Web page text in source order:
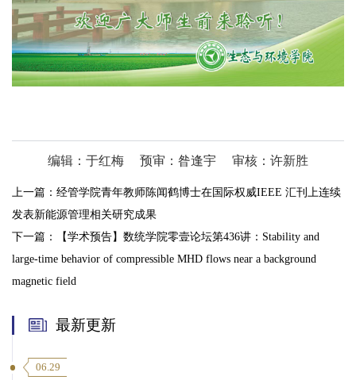
编辑：于红梅 预审：昝逢宇 审核：许新胜
上一篇： 经管学院青年教师陈闻鹤博士在国际权威IEEE 汇刊上连续
发表新能源管理相关研究成果
下一篇：
【学术预告】数统学院零壹论坛第436讲：Stability and
large-time behavior of compressible MHD flows near a background
magnetic field
最新更新
06.29